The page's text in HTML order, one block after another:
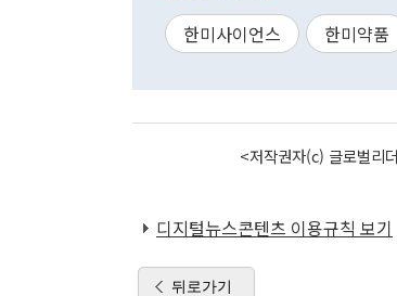
한미사이언스 한미약품
<저작권자(c) 글로벌리
디지털뉴스콘텐츠 이용규칙 보기
뒤로가기